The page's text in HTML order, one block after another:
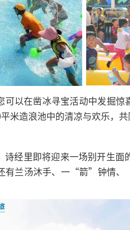
以在凿冰寻宝活动中发掘
米造浪池中的清凉与欢乐，共
经里即将迎来一场别开生
有兰汤沐手、一“箭”钟情